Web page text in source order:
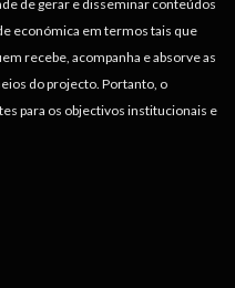
de gerar e disseminar conteúdos
económica em termos tais que
recebe, acompanha e absorve as
do projecto. Portanto, o
para os objectivos institucionais e